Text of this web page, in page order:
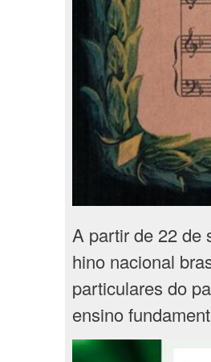
A partir de 22 de
hino nacional
particulares do
ensino